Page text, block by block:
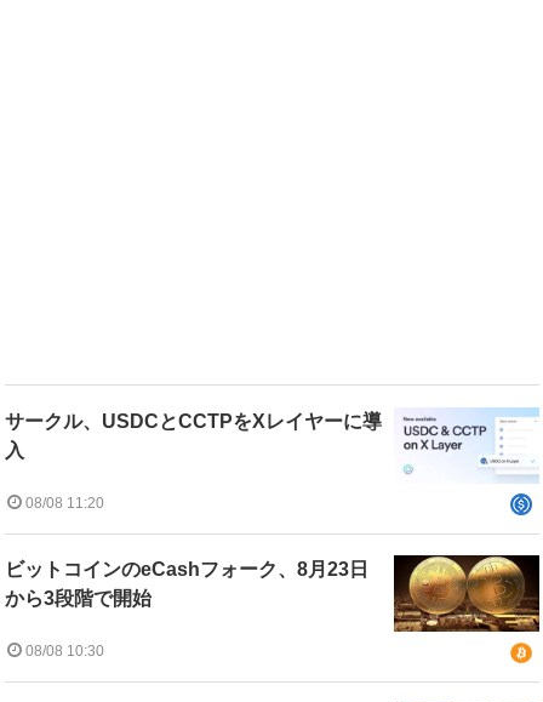
サークル、USDCとCCTPをXレイヤーに導
入
08/08 11:20
ビットコインのeCashフォーク、8月23日
から3段階で開始
08/08 10:30